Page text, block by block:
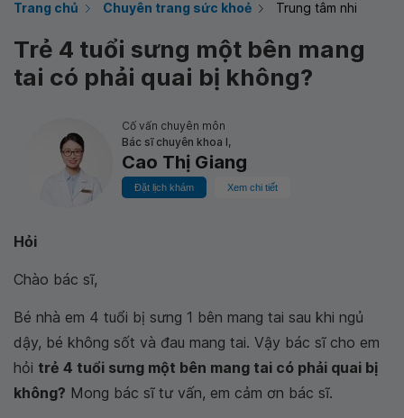
Trang chủ Chuyên trang sức khoẻ Trung tâm nhi
Trẻ 4 tuổi sưng một bên mang
tai có phải quai bị không?
Cố vấn chuyên môn
Bác sĩ chuyên khoa I,
Cao Thị Giang
Đặt lịch khám Xem chi tiết
Hỏi
Chào bác sĩ,
Bé nhà em 4 tuổi bị sưng 1 bên mang tai sau khi ngủ
dậy, bé không sốt và đau mang tai. Vậy bác sĩ cho em
hỏi trẻ 4 tuổi sưng một bên mang tai có phải quai bị
không? Mong bác sĩ tư vấn, em cảm ơn bác sĩ.